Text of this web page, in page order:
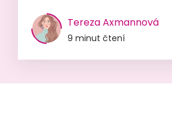
Tereza Axmannová
9 minut čtení